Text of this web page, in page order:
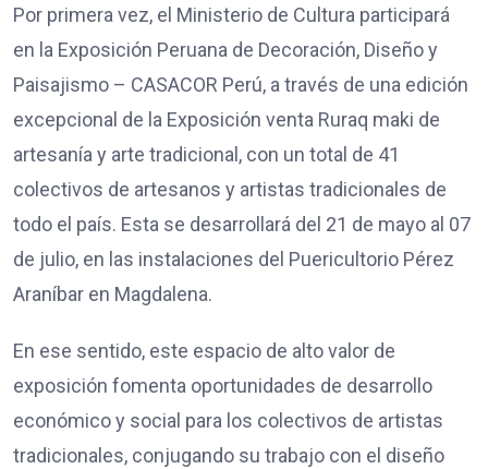
Por primera vez, el Ministerio de Cultura participará
en la Exposición Peruana de Decoración, Diseño y
Paisajismo – CASACOR Perú, a través de una edición
excepcional de la Exposición venta Ruraq maki de
artesanía y arte tradicional, con un total de 41
colectivos de artesanos y artistas tradicionales de
todo el país. Esta se desarrollará del 21 de mayo al 07
de julio, en las instalaciones del Puericultorio Pérez
Araníbar en Magdalena.
En ese sentido, este espacio de alto valor de
exposición fomenta oportunidades de desarrollo
económico y social para los colectivos de artistas
tradicionales, conjugando su trabajo con el diseño